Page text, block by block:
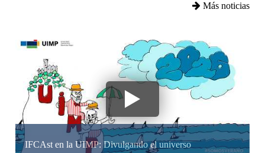
Más noticias
IFCAst en la UIMP: Divulgando el universo